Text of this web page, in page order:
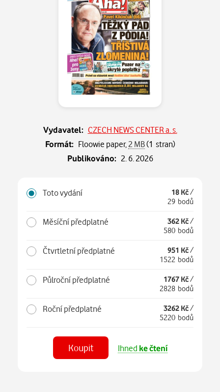
Vydavatel: CZECH NEWS CENTER a. s.
Formát: Floowie paper, 2 MB(1 stran)
Publikováno: 2. 6. 2026
Toto vydání 18 Kč/
29 bodů
Měsíční předplatné 362 Kč/
580 bodů
Čtvrtletní předplatné 951 Kč/
1522 bodů
Půlroční předplatné 1767 Kč/
2828 bodů
Roční předplatné 3262 Kč/
5220 bodů
Koupit Ihned ke čtení